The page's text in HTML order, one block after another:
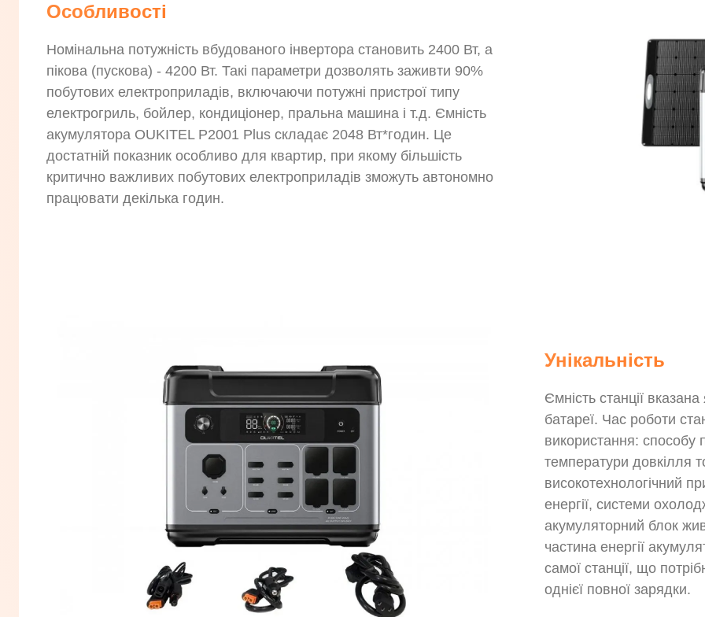
Особливості
Номінальна потужність вбудованого інвертора становить 2400 Вт, а
пікова (пускова) - 4200 Вт. Такі параметри дозволять заживти 90%
побутових електроприладів, включаючи потужні пристрої типу
електрогриль, бойлер, кондиціонер, пральна машина і т.д. Ємність
акумулятора OUKITEL P2001 Plus складає 2048 Вт*годин. Це
достатній показник особливо для квартир, при якому більшість
критично важливих побутових електроприладів зможуть автономно
працювати декілька годин.
Унікальність
Ємність станції
батареї. Час роботи
використання: способу
температури довкілля
високотехнологічний
енергії, системи
акумуляторний блок
частина енергії
самої станції, що
однієї повної зарядки.